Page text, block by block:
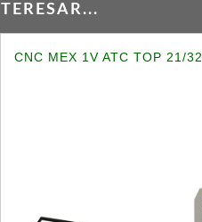
CNC MEX 1V ATC TOP 21/32